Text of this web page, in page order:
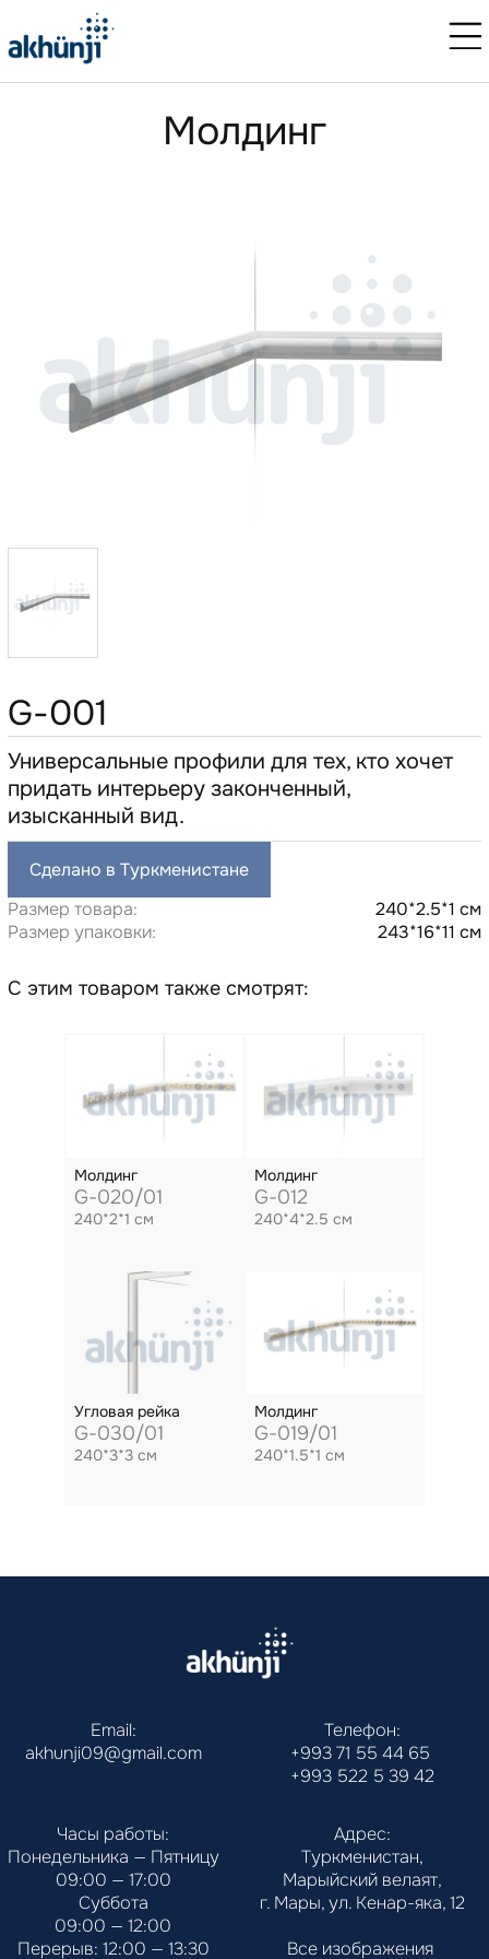
Молдинг
G-001
Универсальные профили для тех, кто хочет
придать интерьеру законченный,
изысканный вид.
Сделано в Туркменистане
Размер товара:
240*2.5*1 см
Размер упаковки:
243*16*11 см
С этим товаром также смотрят:
Молдинг
G-020/01
240*2*1 см
Молдинг
G-012
240*4*2.5 см
Угловая рейка
G-030/01
240*3*3 см
Молдинг
G-019/01
240*1.5*1 см
Email:
akhunji09@gmail.com
Телефон:
+993 71 55 44 65
+993 522 5 39 42
Часы работы:
Понедельника — Пятницу
09:00 — 17:00
Суббота
09:00 — 12:00
Перерыв: 12:00 — 13:30
Адрес:
Туркменистан,
Марыйский велаят,
г. Мары, ул. Кенар-яка, 12
Все изображения